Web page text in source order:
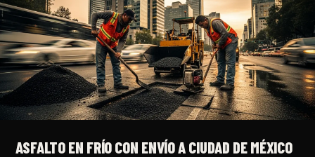
ASFALTO EN FRÍO CON ENVÍO A CIUDAD DE MÉXICO